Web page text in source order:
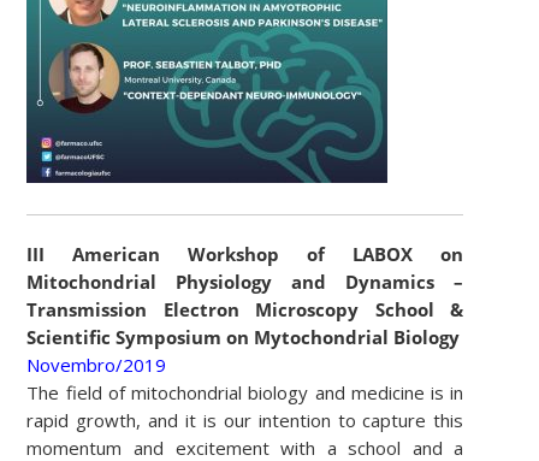
III American Workshop of LABOX on
Mitochondrial Physiology and Dynamics –
Transmission Electron Microscopy School &
Scientific Symposium on Mytochondrial Biology
Novembro/2019
The field of mitochondrial biology and medicine is in
rapid growth, and it is our intention to capture this
momentum and excitement with a school and a